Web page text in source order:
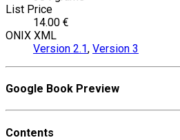
List Price
14.00 €
ONIX XML
Version 2.1, Version 3
Google Book Preview
Contents